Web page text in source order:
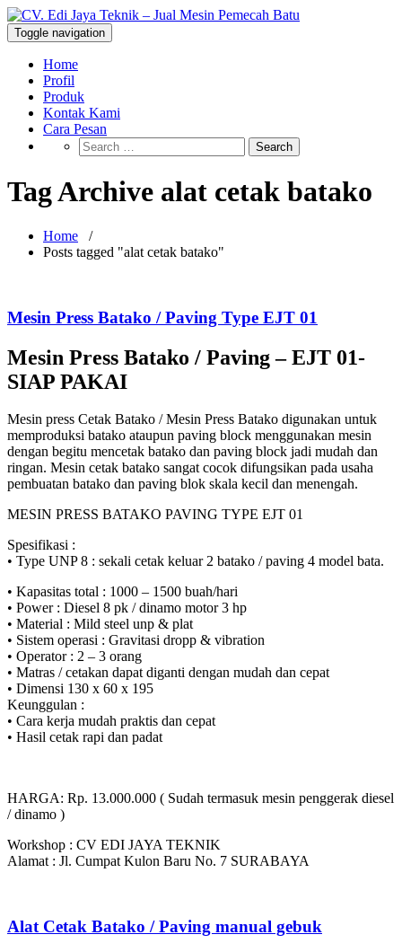
Skip
to
content
CV. Edi Jaya Teknik – Jual Mesin
Pemecah Batu
Mesin Pemecah Batu Murah Berkualitas!
Toggle navigation
Home
Profil
Produk
Kontak Kami
Cara Pesan
Tag Archive alat cetak batako
Home /
Posts tagged "alat cetak batako"
Mesin Press Batako / Paving Type EJT 01
Mesin Press Batako / Paving – EJT 01-
SIAP PAKAI
Mesin press Cetak Batako / Mesin Press Batako digunakan untuk
memproduksi batako ataupun paving block menggunakan mesin
dengan begitu mencetak batako dan paving block jadi mudah dan
ringan. Mesin cetak batako sangat cocok difungsikan pada usaha
pembuatan batako dan paving blok skala kecil dan menengah.
MESIN PRESS BATAKO PAVING TYPE EJT 01
Spesifikasi :
• Type UNP 8 : sekali cetak keluar 2 batako / paving 4 model bata.
• Kapasitas total : 1000 – 1500 buah/hari
• Power : Diesel 8 pk / dinamo motor 3 hp
• Material : Mild steel unp & plat
• Sistem operasi : Gravitasi dropp & vibration
• Operator : 2 – 3 orang
• Matras / cetakan dapat diganti dengan mudah dan cepat
• Dimensi 130 x 60 x 195
Keunggulan :
• Cara kerja mudah praktis dan cepat
• Hasil cetak rapi dan padat
HARGA: Rp. 13.000.000 ( Sudah termasuk mesin penggerak diesel
/ dinamo )
Workshop : CV EDI JAYA TEKNIK
Alamat : Jl. Cumpat Kulon Baru No. 7 SURABAYA
Alat Cetak Batako / Paving manual gebuk